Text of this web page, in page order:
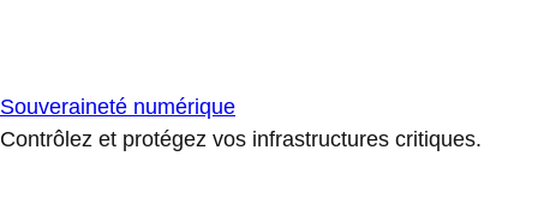
Souveraineté numérique
Contrôlez et protégez vos infrastructures critiques.